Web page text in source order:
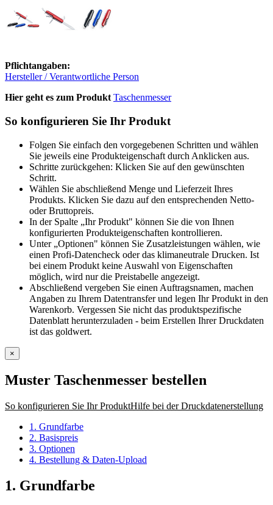
Pflichtangaben:
Hersteller / Verantwortliche Person
Hier geht es zum Produkt Taschenmesser
So konfigurieren Sie Ihr Produkt
Folgen Sie einfach den vorgegebenen Schritten und wählen
Sie jeweils eine Produkteigenschaft durch Anklicken aus.
Schritte zurückgehen: Klicken Sie auf den gewünschten
Schritt.
Wählen Sie abschließend Menge und Lieferzeit Ihres
Produkts. Klicken Sie dazu auf den entsprechenden Netto-
oder Bruttopreis.
In der Spalte „Ihr Produkt" können Sie die von Ihnen
konfigurierten Produkteigenschaften kontrollieren.
Unter „Optionen" können Sie Zusatzleistungen wählen, wie
einen Profi-Datencheck oder das klimaneutrale Drucken. Ist
bei einem Produkt keine Auswahl von Eigenschaften
möglich, wird nur die Preistabelle angezeigt.
Abschließend vergeben Sie einen Auftragsnamen, machen
Angaben zu Ihrem Datentransfer und legen Ihr Produkt in den
Warenkorb. Vergessen Sie nicht das produktspezifische
Datenblatt herunterzuladen - beim Erstellen Ihrer Druckdaten
ist das goldwert.
×
Muster Taschenmesser bestellen
So konfigurieren Sie Ihr ProduktHilfe bei der Druckdatenerstellung
1. Grundfarbe
2. Basispreis
3. Optionen
4. Bestellung & Daten-Upload
1. Grundfarbe